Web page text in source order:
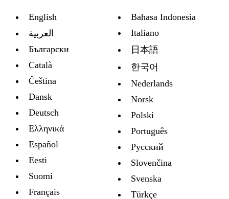
English
العربية
Български
Català
Čeština
Dansk
Deutsch
Ελληνικά
Español
Eesti
Suomi
Français
Bahasa Indonesia
Italiano
日本語
한국어
Nederlands
Norsk
Polski
Português
Русский
Slovenčina
Svenska
Türkçe